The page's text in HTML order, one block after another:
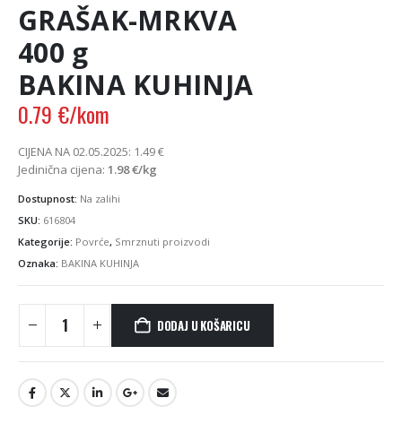
GRAŠAK-MRKVA
400 g
BAKINA KUHINJA
0.79 €/kom
CIJENA NA 02.05.2025: 1.49€
Jedinična cijena: 1.98€/kg
Dostupnost: Na zalihi
SKU: 616804
Kategorije: Povrće, Smrznuti proizvodi
Oznaka: BAKINA KUHINJA
DODAJ U KOŠARICU